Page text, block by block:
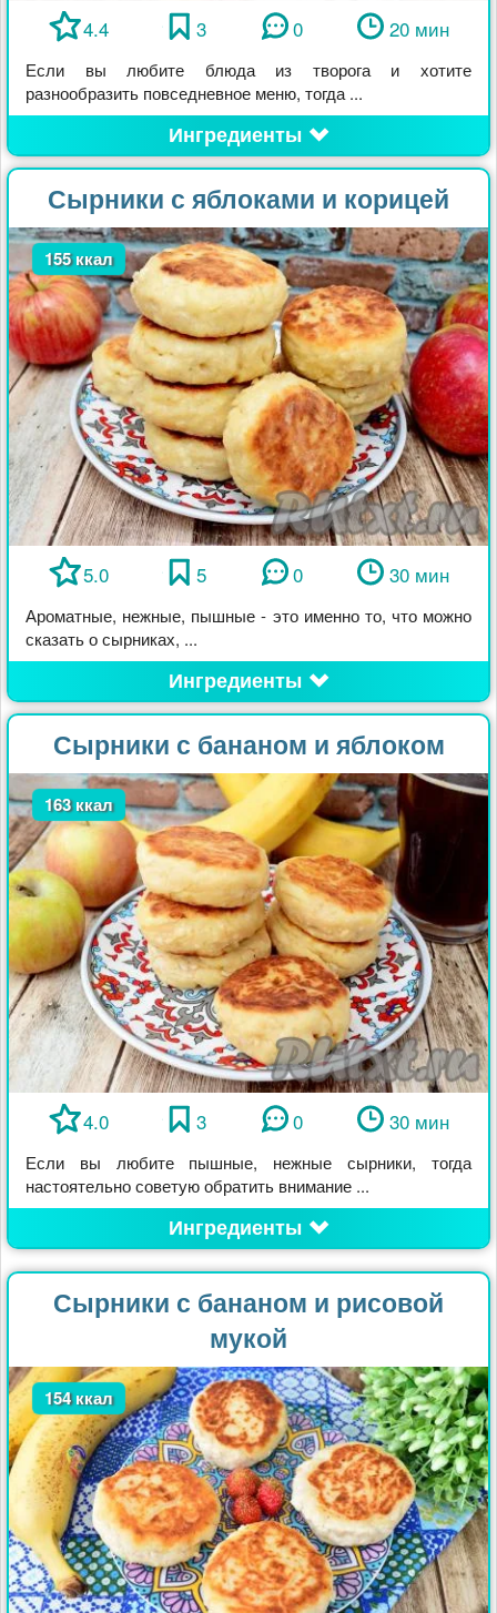
4.4 3 0 20 мин
Если вы любите блюда из творога и хотите
разнообразить повседневное меню, тогда ...
Ингредиенты
Сырники с яблоками и корицей
155 ккал
5.0 5 0 30 мин
Ароматные, нежные, пышные - это именно то, что можно
сказать о сырниках, ...
Ингредиенты
Сырники с бананом и яблоком
163 ккал
4.0 3 0 30 мин
Если вы любите пышные, нежные сырники, тогда
настоятельно советую обратить внимание ...
Ингредиенты
Сырники с бананом и рисовой
мукой
154 ккал